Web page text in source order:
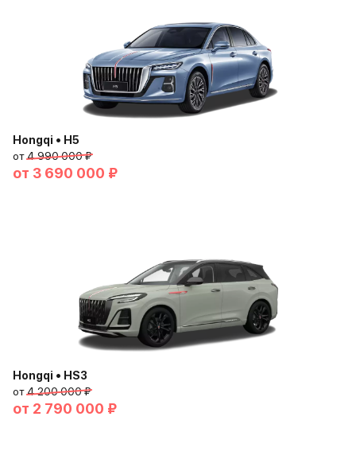
Hongqi • H5
от4 990 000 ₽
от 3 690 000 ₽
Hongqi • HS3
от4 200 000 ₽
от 2 790 000 ₽